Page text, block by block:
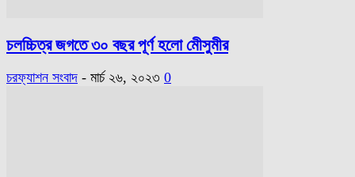
চলচ্চিত্র জগতে ৩০ বছর পূর্ণ হলো মেীসুমীর
চরফ্যাশন সংবাদ - মার্চ ২৬, ২০২৩ 0